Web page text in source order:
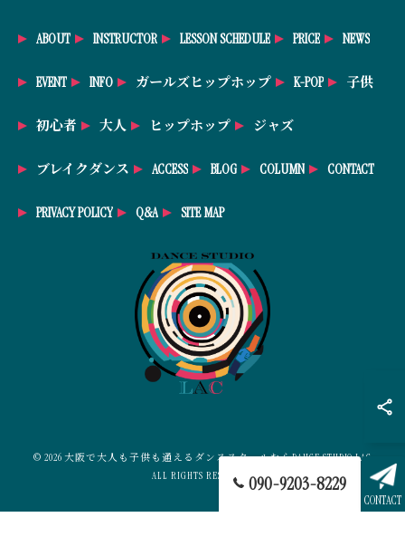
090-9203-8229
CONTACT
ABOUT INSTRUCTOR LESSON SCHEDULE PRICE NEWS
EVENT INFO ガールズヒップホップ K-POP 子供
初心者 大人 ヒップホップ ジャズ
ブレイクダンス ACCESS BLOG COLUMN CONTACT
PRIVACY POLICY Q&A SITE MAP
© 2026 大阪で大人も子供も通えるダンススクールならDANCE STUDIO LAC
ALL RIGHTS RESERVED.